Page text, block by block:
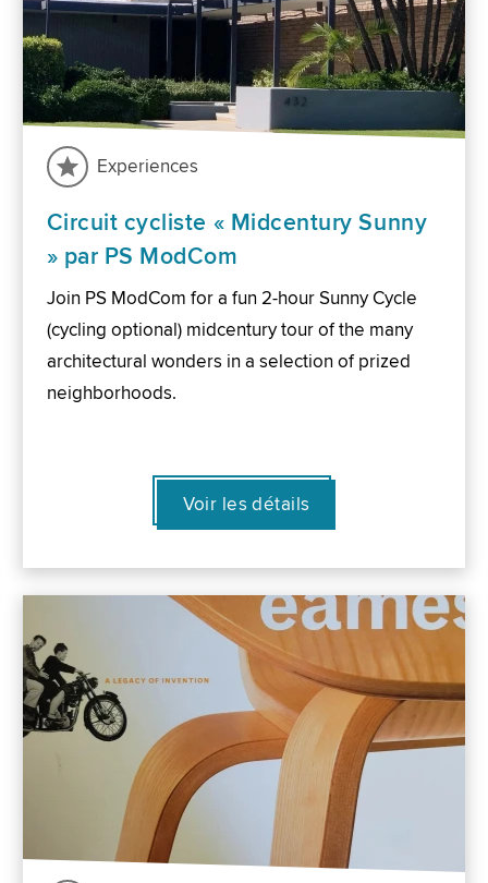
Experiences
Circuit cycliste « Midcentury Sunny
» par PS ModCom
Join PS ModCom for a fun 2-hour Sunny Cycle
(cycling optional) midcentury tour of the many
architectural wonders in a selection of prized
neighborhoods.
Voir les détails